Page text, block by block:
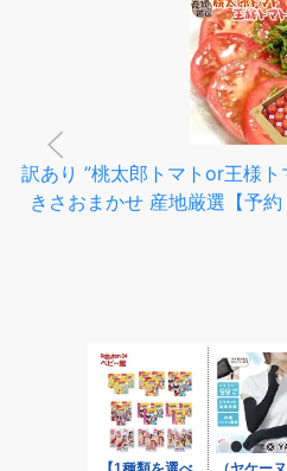
訳あり ”桃太郎トマトor王様
きさおまかせ 産地厳選【予